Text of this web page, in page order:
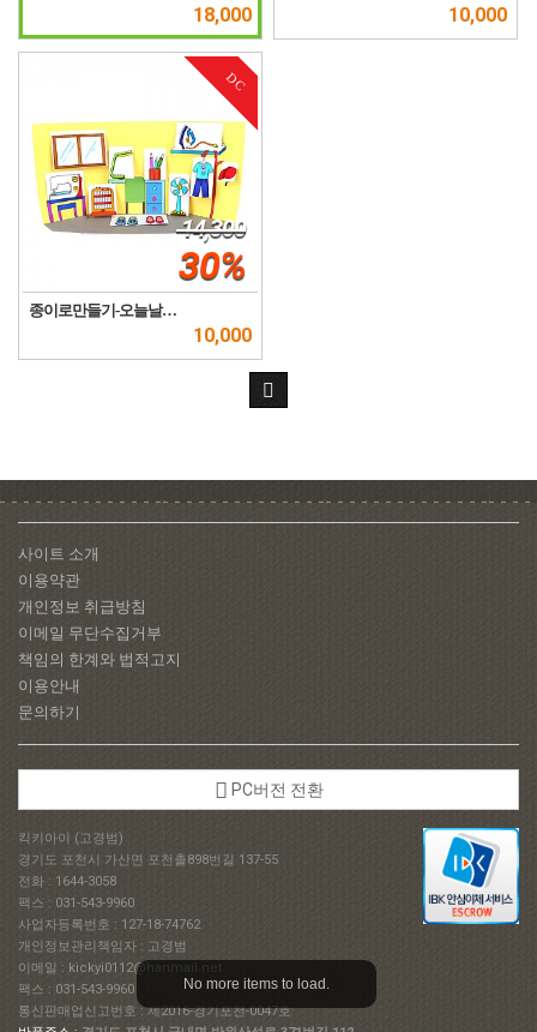
18,000 10,000
DC
14,300
30%
종이로만들기-오늘날…
10,000
사이트 소개
이용약관
개인정보 취급방침
이메일 무단수집거부
책임의 한계와 법적고지
이용안내
문의하기
PC버전 전환
킥키아이 (고경범)
경기도 포천시 가산면 포천촐898번길 137-55
전화 : 1644-3058
팩스 : 031-543-9960
사업자등록번호 : 127-18-74762
개인정보관리책임자 : 고경범
이메일 : kickyi0112@hanmail.net
팩스 : 031-543-9960
통신판매업신고번호 : 제2016-경기포천-0047호